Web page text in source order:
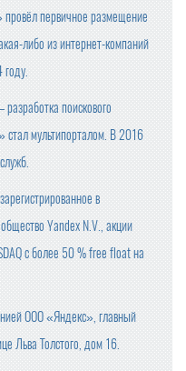
первичное размещение
либо из интернет-компаний
году.
поискового
мультипорталом. В 2016
в
Yandex N.V., акции
с более 50 % free float на
ООО «Яндекс», главный
Льва Толстого, дом 16.